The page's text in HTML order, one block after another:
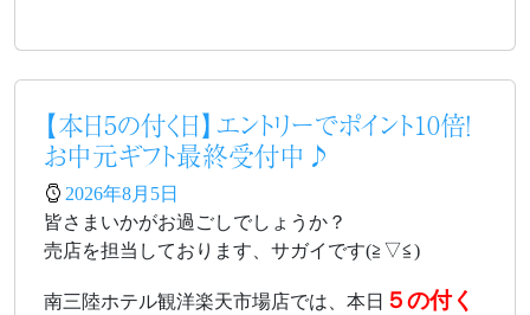
【本日5の付く日】エントリーでポイント10倍！
お中元ギフト最終受付中♪
2026年8月5日
皆さまいかがお過ごしでしょうか？
売店を担当しております、サガイです(≧▽≦)
南三陸ホテル観洋楽天市場店では、本日 ５の付く